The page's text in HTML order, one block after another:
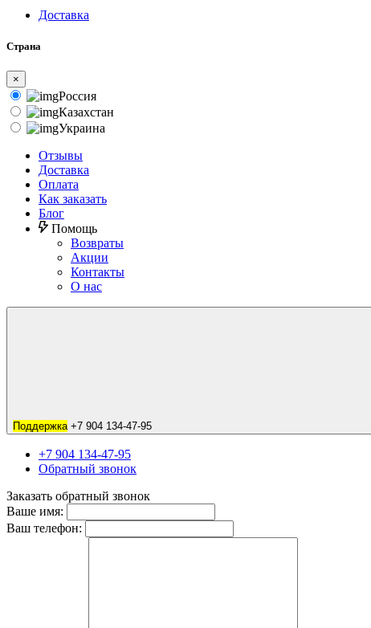
Доставка
Страна
×
Россия
Казахстан
Украина
Отзывы
Доставка
Оплата
Как заказать
Блог
Помощь
Возвраты
Акции
Контакты
О нас
Поддержка+7 904 134-47-95
+7 904 134-47-95
Обратный звонок
Заказать обратный звонок
Ваше имя:
Ваш телефон: